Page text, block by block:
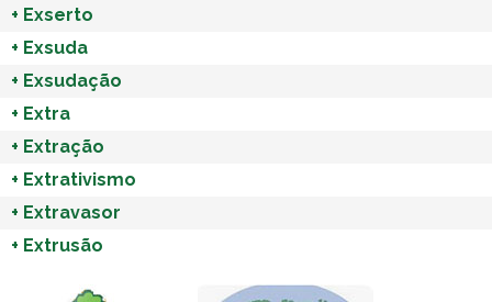
+ Exserto
+ Exsuda
+ Exsudação
+ Extra
+ Extração
+ Extrativismo
+ Extravasor
+ Extrusão